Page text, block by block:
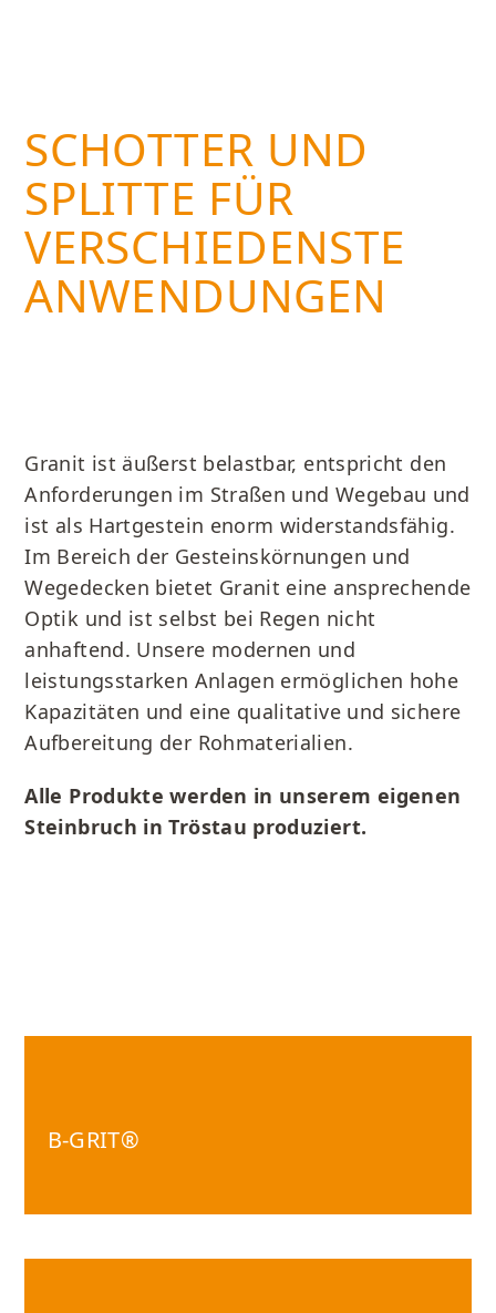
SCHOTTER UND
SPLITTE FÜR
VERSCHIEDENSTE
ANWENDUNGEN
Granit ist äußerst belastbar, entspricht den
Anforderungen im Straßen und Wegebau und
ist als Hartgestein enorm widerstandsfähig.
Im Bereich der Gesteinskörnungen und
Wegedecken bietet Granit eine ansprechende
Optik und ist selbst bei Regen nicht
anhaftend. Unsere modernen und
leistungsstarken Anlagen ermöglichen hohe
Kapazitäten und eine qualitative und sichere
Aufbereitung der Rohmaterialien.
Alle Produkte werden in unserem eigenen
Steinbruch in Tröstau produziert.
B-GRIT®